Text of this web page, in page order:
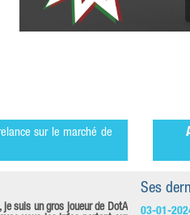
sur le marché de
je suis un gros joueur de DotA
Ses
03-01-